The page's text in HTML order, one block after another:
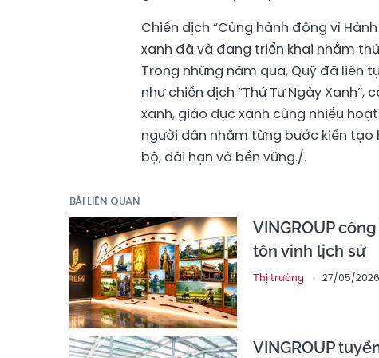
Chiến dịch “Cùng hành động vì
xanh đã và đang triển khai nhằm
Trong những năm qua, Quỹ đã liên
như chiến dịch “Thứ Tư Ngày
xanh, giáo dục xanh cùng nhiều
người dân nhằm từng bước kiến
bộ, dài hạn và bền vững./.
BÀI LIÊN QUAN
VINGROUP
tôn vinh lịch sử
Thị trường 27/05/
VINGROUP